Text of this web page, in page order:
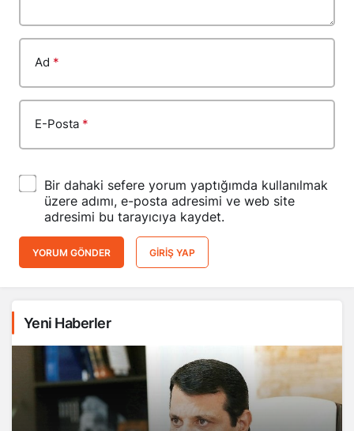
Ad *
E-Posta *
Bir dahaki sefere yorum yaptığımda kullanılmak
üzere adımı, e-posta adresimi ve web site
adresimi bu tarayıcıya kaydet.
YORUM GÖNDER GIRIŞ YAP
Yeni Haberler